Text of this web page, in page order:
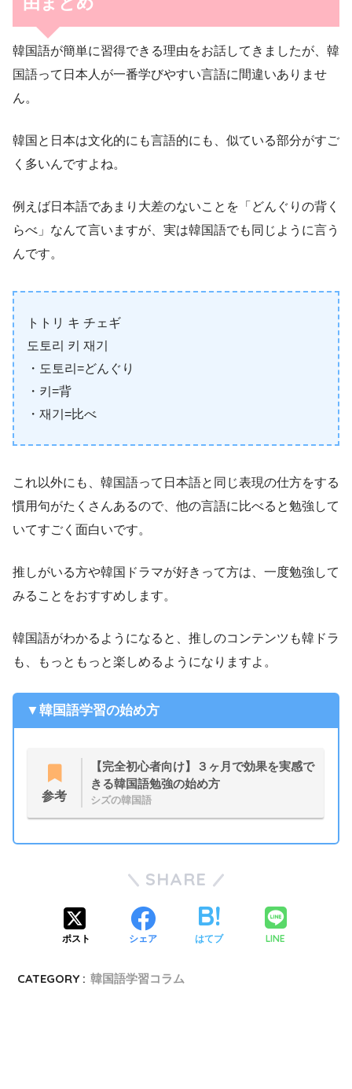
韓国語が簡単に習得できる理由をお話してきましたが、韓
国語って日本人が一番学びやすい言語に間違いありませ
ん。
韓国と日本は文化的にも言語的にも、似ている部分がすご
く多いんですよね。
例えば日本語であまり大差のないことを「どんぐりの背く
らべ」なんて言いますが、実は韓国語でも同じように言う
んです。
トトリ キ チェギ
도토리 키 재기
・도토리=どんぐり
・키=背
・재기=比べ
これ以外にも、韓国語って日本語と同じ表現の仕方をする
慣用句がたくさんあるので、他の言語に比べると勉強して
いてすごく面白いです。
推しがいる方や韓国ドラマが好きって方は、一度勉強して
みることをおすすめします。
韓国語がわかるようになると、推しのコンテンツも韓ドラ
も、もっともっと楽しめるようになりますよ。
▼韓国語学習の始め方
参考
【完全初心者向け】３ヶ月で効果を実感で
きる韓国語勉強の始め方
シズの韓国語
SHARE
ポスト シェア はてブ LINE
CATEGORY : 韓国語学習コラム